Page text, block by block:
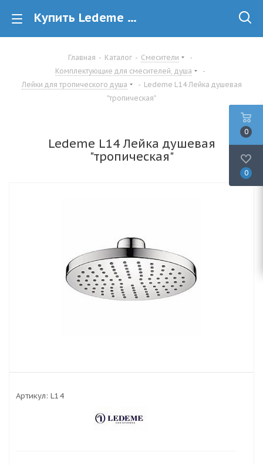
Купить Ledeme L14 Лейка душевая &quot;тропическая&quot; в Минске
Главная - Каталог - Смесители
-
Комплектующие для смесителей, душа
-
Лейки для тропического душа
- Ledeme L14 Лейка душевая
"тропическая"
Ledeme L14 Лейка душевая
"тропическая"
Артикул: L14
0
0